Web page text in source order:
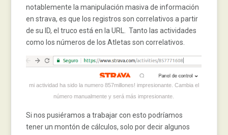
notablemente la manipulación masiva de información
en strava, es que los registros son correlativos a partir
de su ID, el truco está en la URL. Tanto las actividades
como los números de los Atletas son correlativos.
mi actividad ha sido la numero 857millones! impresionante. Cambia el
número manualmente y será más impresionante.
Si nos pusiéramos a trabajar con esto podríamos
tener un montón de cálculos, solo por decir algunos